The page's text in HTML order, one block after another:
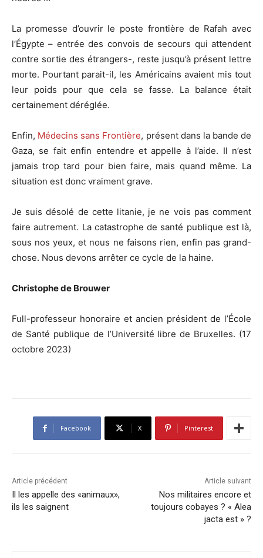
La promesse d’ouvrir le poste frontière de Rafah avec
l’Égypte – entrée des convois de secours qui attendent
contre sortie des étrangers-, reste jusqu’à présent lettre
morte. Pourtant parait-il, les Américains avaient mis tout
leur poids pour que cela se fasse. La balance était
certainement déréglée.
Enfin, Médecins sans Frontière, présent dans la bande de
Gaza, se fait enfin entendre et appelle à l’aide. Il n’est
jamais trop tard pour bien faire, mais quand même. La
situation est donc vraiment grave.
Je suis désolé de cette litanie, je ne vois pas comment
faire autrement. La catastrophe de santé publique est là,
sous nos yeux, et nous ne faisons rien, enfin pas grand-
chose. Nous devons arrêter ce cycle de la haine.
Christophe de Brouwer
Full-professeur honoraire et ancien président de l’École
de Santé publique de l’Université libre de Bruxelles. (17
octobre 2023)
Facebook X Pinterest
Article précédent
Il les appelle des «animaux»,
ils les saignent
Article suivant
Nos militaires encore et
toujours cobayes ? « Alea
jacta est » ?